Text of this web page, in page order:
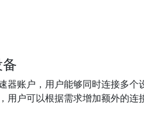
器账户，用户能够同时连接多个
用户可以根据需求增加额外的连